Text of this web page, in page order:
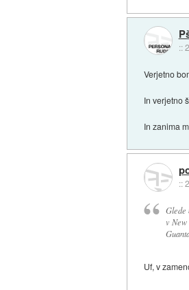
::
Verjetno
In verjetno
In zanima
::
Glede
v New
Uf, v